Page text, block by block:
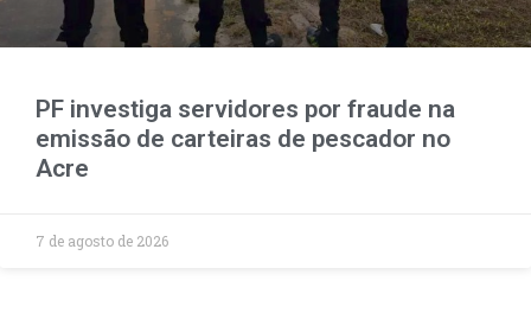
PF investiga servidores por fraude na
emissão de carteiras de pescador no
Acre
7 de agosto de 2026